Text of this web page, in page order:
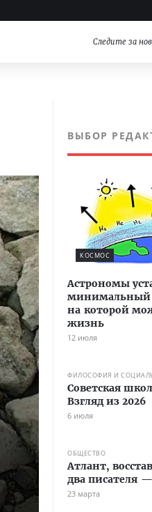
Следите за
ВЫБОР
КОСМОС
Астрономы
минимальный
на которой
жизнь
12 июля
ФИЛОСОФИЯ И
Советская
Взгляд из 2026
6 июля
ОБЩЕСТВО
Атлант,
два писателя
23 марта